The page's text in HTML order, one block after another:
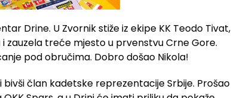
Drine. U Zvornik stiže iz ekipe KK Teodo Tivat,
zauzela treće mjesto u prvenstvu Crne Gore.
pod obručima. Dobro došao Nikola!
član kadetske reprezentacije Srbije. Prošao